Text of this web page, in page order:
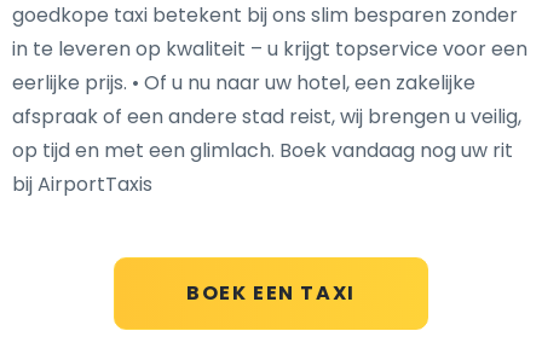
BOEK EEN TAXI
goedkope taxi betekent bij ons slim besparen zonder
in te leveren op kwaliteit – u krijgt topservice voor een
eerlijke prijs. • Of u nu naar uw hotel, een zakelijke
afspraak of een andere stad reist, wij brengen u veilig,
op tijd en met een glimlach. Boek vandaag nog uw rit
bij AirportTaxis